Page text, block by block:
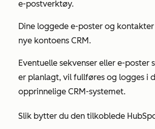
e-postverktøy.
Dine loggede e-poster og
nye kontoens CRM.
Eventuelle sekvenser eller e-poster
er planlagt, vil fullføres og logges i
opprinnelige CRM-systemet.
Slik bytter du den tilkoblede